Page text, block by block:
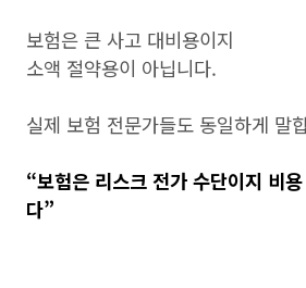
보험은 큰 사고 대비용이지
소액 절약용이 아닙니다.
실제 보험 전문가들도 동일하게 말
“보험은 리스크 전가 수단이지 비
다”